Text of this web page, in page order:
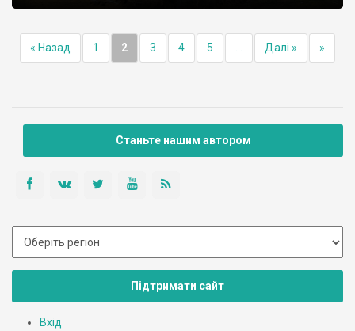
« Назад 1 2 3 4 5 Далі » »
Станьте нашим автором
Підтримати сайт
Вхід